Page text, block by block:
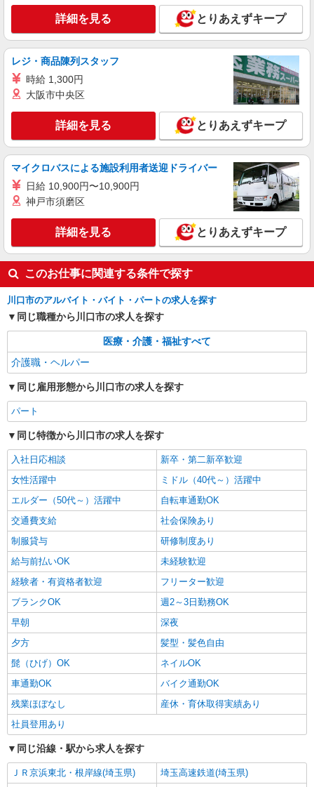
15,000円 精勤手当：8,000円 調整手当：0〜
150,000円 ▼下記別途支給 通勤手当 年末年始手
当：380円/時 賞与年2回（6月・12月） 昇給年1回
（4月） 特別報酬：平均34.1万円（最高額135万
円） ※2025年6月支給実績 ※処遇改善手当は試用
期間中(3ヶ月)は支給なし
キープ 詳細を見る
詳細を見る とりあえずキープ
レジ・商品陳列スタッフ
時給 1,300円
大阪市中央区
詳細を見る とりあえずキープ
マイクロバスによる施設利用者送迎ドライバー
日給 10,900円〜10,900円
神戸市須磨区
詳細を見る とりあえずキープ
このお仕事に関連する条件で探す
川口市のアルバイト・バイト・パートの求人を探す
同じ職種から川口市の求人を探す
医療・介護・福祉すべて
介護職・ヘルパー
同じ雇用形態から川口市の求人を探す
パート
同じ特徴から川口市の求人を探す
入社日応相談
新卒・第二新卒歓迎
女性活躍中
ミドル（40代～）活躍中
エルダー（50代～）活躍中
自転車通勤OK
交通費支給
社会保険あり
制服貸与
研修制度あり
給与前払いOK
未経験歓迎
経験者・有資格者歓迎
フリーター歓迎
ブランクOK
週2～3日勤務OK
早朝
深夜
夕方
髪型・髪色自由
髭（ひげ）OK
ネイルOK
車通勤OK
バイク通勤OK
残業ほぼなし
産休・育休取得実績あり
社員登用あり
同じ沿線・駅から求人を探す
ＪＲ京浜東北・根岸線(埼玉県)
埼玉高速鉄道(埼玉県)